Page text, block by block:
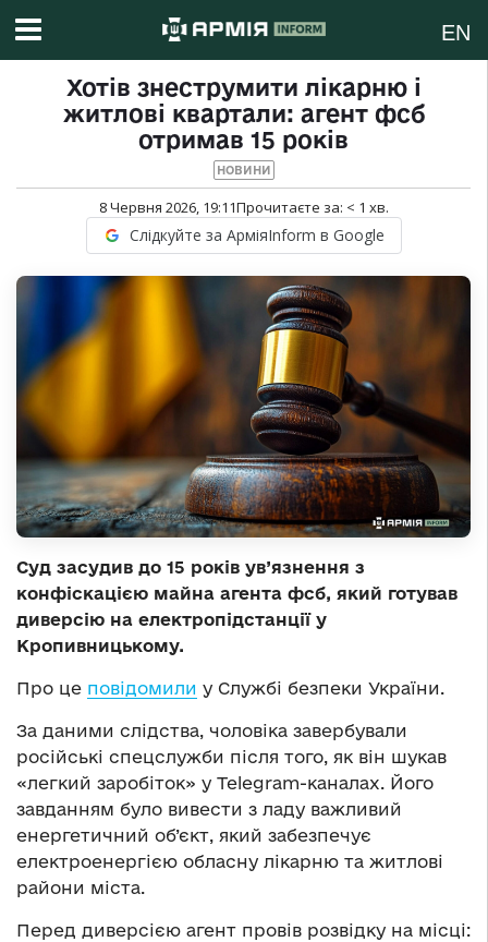
EN
Хотів знеструмити лікарню і
житлові квартали: агент фсб
отримав 15 років
НОВИНИ
8 Червня 2026, 19:11Прочитаєте за: < 1 хв.
Слідкуйте за АрміяInform в Google
Суд засудив до 15 років ув’язнення з
конфіскацією майна агента фсб, який готував
диверсію на електропідстанції у
Кропивницькому.
Про це повідомили у Службі безпеки України.
За даними слідства, чоловіка завербували
російські спецслужби після того, як він шукав
«легкий заробіток» у Telegram-каналах. Його
завданням було вивести з ладу важливий
енергетичний об’єкт, який забезпечує
електроенергією обласну лікарню та житлові
райони міста.
Перед диверсією агент провів розвідку на місці: